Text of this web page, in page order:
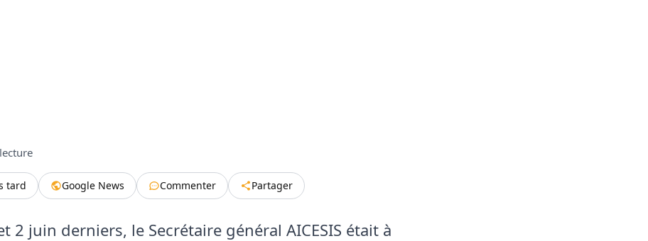
tard Google News Commenter Partager
2 juin derniers, le Secrétaire général AICESIS était à